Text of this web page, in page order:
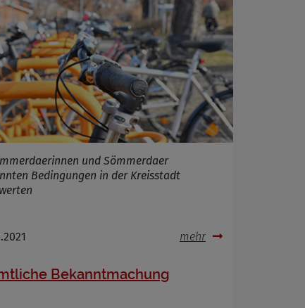
und Sömmerdaer
Bedingungen in der Kreisstadt
mehr
Bekanntmachung